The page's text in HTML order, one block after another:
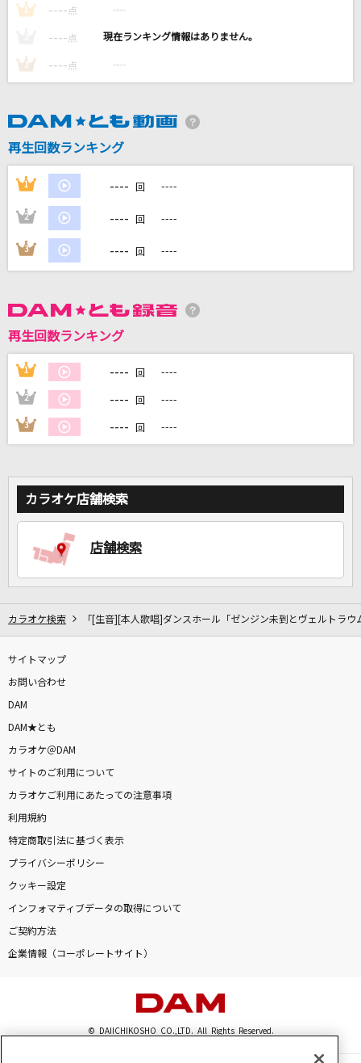
ONE OK ROCK
米津玄師
STILL LOVE HER (失われた風景)
[生音]Love so sweet
カラオケをもっと楽しもう！
自宅でカラオケ歌い放題！
家族や友達と一緒に！練習にも！
1 ---- 点 ----
---- 点 ----
3 ---- 点 ----
再生回数ランキング
1 ---- 回 ----
2 ---- 回 ----
3 ---- 回 ----
再生回数ランキング
1 ---- 回 ----
2 ---- 回 ----
3 ---- 回 ----
カラオケ店舗検索
店舗検索
カラオケ検索 「[生音][本人歌唱]ダンスホール「ゼンジン未到とヴェルトラ
サイトマップ
お問い合わせ
DAM
DAM★とも
カラオケ＠DAM
サイトのご利用について
カラオケご利用にあたっての注意事項
利用規約
特定商取引法に基づく表示
プライバシーポリシー
クッキー設定
インフォマティブデータの取得について
ご契約方法
企業情報（コーポレートサイト）
© DAIICHIKOSHO CO.,LTD. All Rights Reserved.